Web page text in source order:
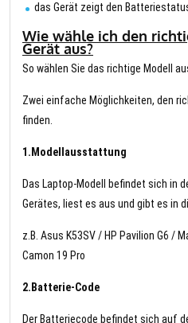
das Gerät zeigt den
Wie wähle ich den
Gerät aus?
So wählen Sie das richtige Modell
Zwei einfache Möglichkeiten, den
finden.
1.Modellausstattung
Das Laptop-Modell befindet sich in
Gerätes, liest es aus und gibt es in
z.B. Asus K53SV / HP Pavilion G6 /
Camon 19 Pro
2.Batterie-Code
Der Batteriecode befindet sich auf